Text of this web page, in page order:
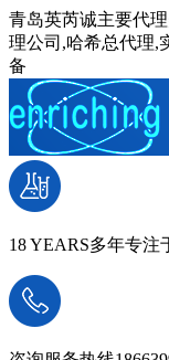
青岛英芮诚主要代
理公司,哈希总代理,
备
18 YEARS多年专注